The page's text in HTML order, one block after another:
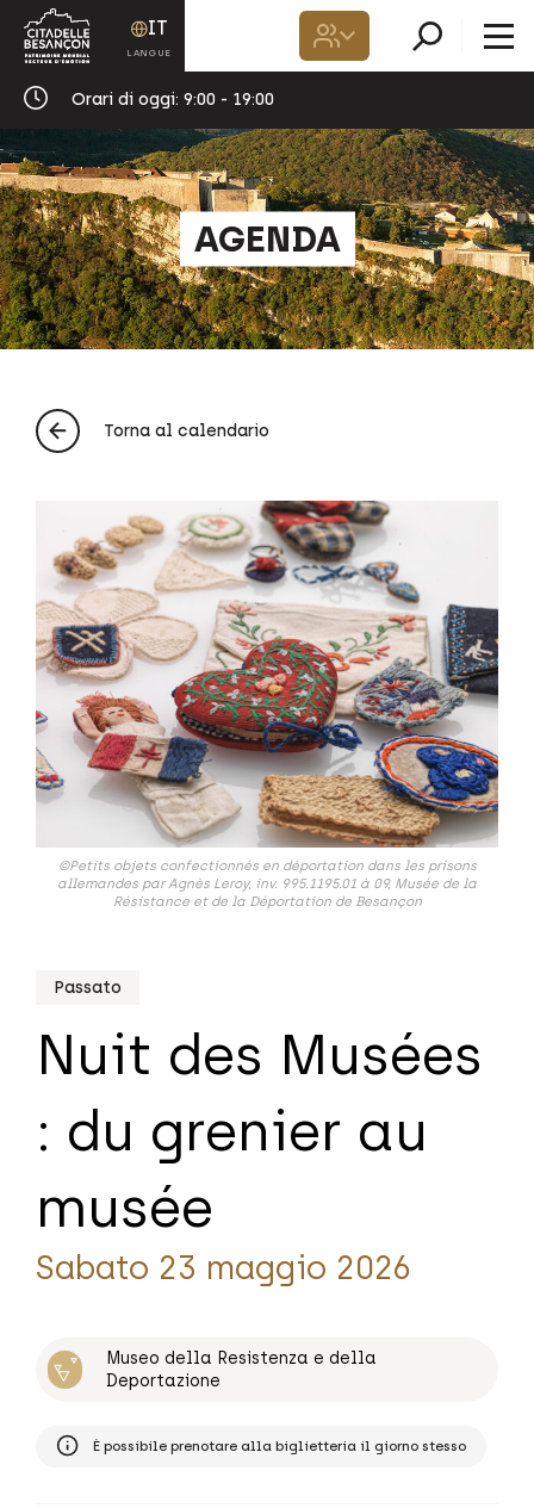
Orari di oggi: 9:00 - 19:00
IT
AGENDA
©Petits objets confectionnés en déportation dans les prisons
allemandes par Agnès Leroy, inv. 995.1195.01 à 09, Musée de la
Résistance et de la Déportation de Besançon
Torna al calendario
Passato
Nuit des Musées
: du grenier au
musée
Sabato 23 maggio 2026
Museo della Resistenza e della
Deportazione
È possibile prenotare alla biglietteria il giorno stesso